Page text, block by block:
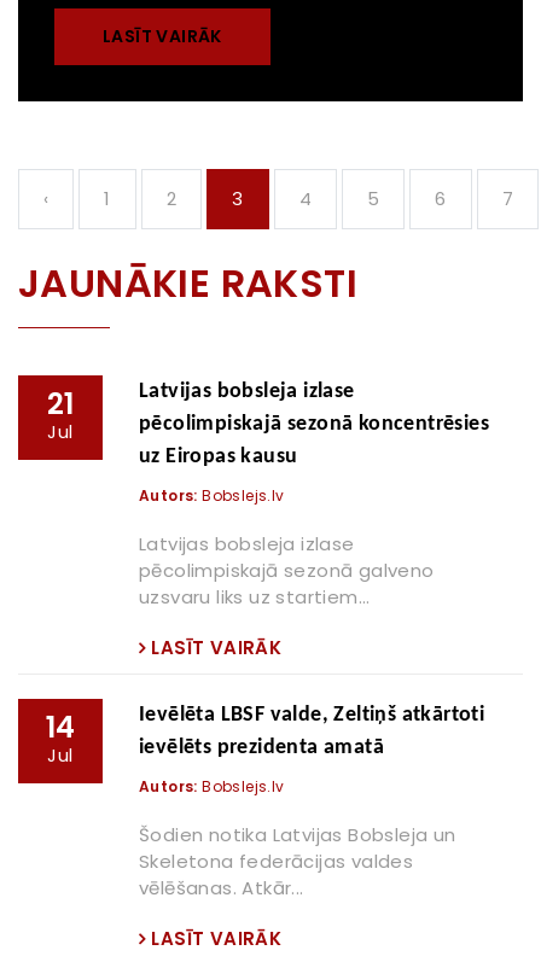
LASĪT VAIRĀK
‹ 1 2 3 4 5 6 7
JAUNĀKIE RAKSTI
21
Jul
Latvijas bobsleja izlase
pēcolimpiskajā sezonā koncentrēsies
uz Eiropas kausu
Autors: Bobslejs.lv
Latvijas bobsleja izlase
pēcolimpiskajā sezonā galveno
uzsvaru liks uz startiem...
LASĪT VAIRĀK
14
Jul
Ievēlēta LBSF valde, Zeltiņš atkārtoti
ievēlēts prezidenta amatā
Autors: Bobslejs.lv
Šodien notika Latvijas Bobsleja un
Skeletona federācijas valdes
vēlēšanas. Atkār...
LASĪT VAIRĀK